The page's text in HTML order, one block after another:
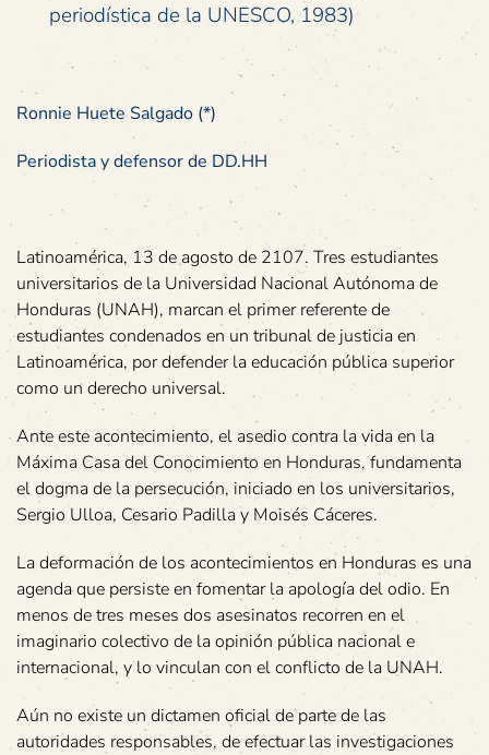
periodística de la UNESCO, 1983)
Ronnie Huete Salgado (*)
Periodista y defensor de DD.HH
Latinoamérica, 13 de agosto de 2107. Tres estudiantes
universitarios de la Universidad Nacional Autónoma de
Honduras (UNAH), marcan el primer referente de
estudiantes condenados en un tribunal de justicia en
Latinoamérica, por defender la educación pública superior
como un derecho universal.
Ante este acontecimiento, el asedio contra la vida en la
Máxima Casa del Conocimiento en Honduras, fundamenta
el dogma de la persecución, iniciado en los universitarios,
Sergio Ulloa, Cesario Padilla y Moisés Cáceres.
La deformación de los acontecimientos en Honduras es una
agenda que persiste en fomentar la apología del odio. En
menos de tres meses dos asesinatos recorren en el
imaginario colectivo de la opinión pública nacional e
internacional, y lo vinculan con el conflicto de la UNAH.
Aún no existe un dictamen oficial de parte de las
autoridades responsables, de efectuar las investigaciones